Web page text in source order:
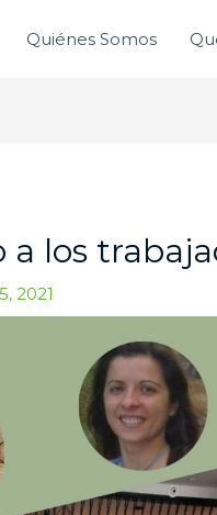
Quiénes Somos
a los
2021